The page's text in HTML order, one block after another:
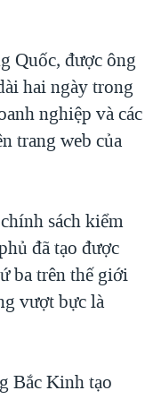
NAM
NAM
HẢI SÂM
NÔNG THÔN MỸ
Quốc, được ông
hai ngày trong
nghiệp và các
trang web của
sách kiểm
đã tạo được
ba trên thế giới
vượt bực là
Bắc Kinh tạo